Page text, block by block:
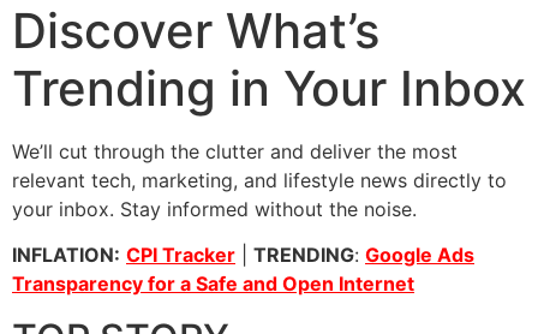
Discover What’s
Trending in Your Inbox
We’ll cut through the clutter and deliver the most
relevant tech, marketing, and lifestyle news directly to
your inbox. Stay informed without the noise.
INFLATION: CPI Tracker TRENDING: Google Ads
Transparency for a Safe and Open Internet